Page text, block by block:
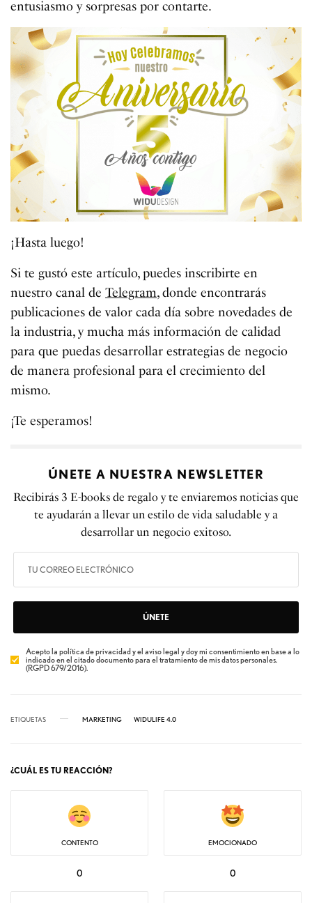
entusiasmo y sorpresas por contarte.
¡Hasta luego!
Si te gustó este artículo, puedes inscribirte en
nuestro canal deTelegram, donde encontrarás
publicaciones de valor cada día sobre novedades de
la industria, y mucha más información de calidad
para que puedas desarrollar estrategias de negocio
de manera profesional para el crecimiento del
mismo.
¡Te esperamos!
ÚNETE A NUESTRA NEWSLETTER
Recibirás 3 E-books de regalo y te enviaremos noticias que
te ayudarán a llevar un estilo de vida saludable y a
desarrollar un negocio exitoso.
ÚNETE
Acepto la política de privacidad y el aviso legal y doy mi consentimiento en base a lo
indicado en el citado documento para el tratamiento de mis datos personales.
(RGPD 679/2016).
ETIQUETAS MARKETING WIDULIFE 4.0
¿CUÁL ES TU REACCIÓN?
CONTENTO
0
EMOCIONADO
0